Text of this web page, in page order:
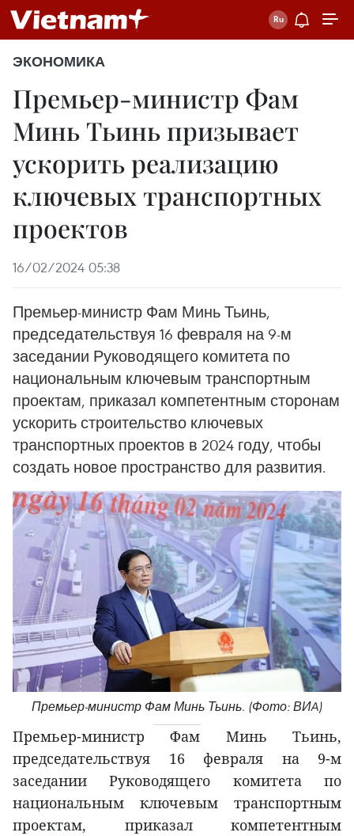
ЭКОНОМИКА
Премьер-министр Фам
Минь Тьинь призывает
ускорить реализацию
ключевых транспортных
проектов
16/02/2024 05:38
Премьер-министр Фам Минь Тьинь,
председательствуя 16 февраля на 9-м
заседании Руководящего комитета по
национальным ключевым транспортным
проектам, приказал компетентным сторонам
ускорить строительство ключевых
транспортных проектов в 2024 году, чтобы
создать новое пространство для развития.
Премьер-министр Фам Минь Тьинь. (Фото: ВИA)
Премьер-министр Фам Минь Тьинь,
председательствуя 16 февраля на 9-м
заседании Руководящего комитета по
национальным ключевым транспортным
проектам, приказал компетентным